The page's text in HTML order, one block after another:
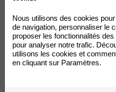
Levier Axe Roue Avant MR
Nous utilisons des cookies
de navigation, personnaliser le
proposer les fonctionnalités
pour analyser notre trafic.
utilisons les cookies et
en cliquant sur Paramètres.